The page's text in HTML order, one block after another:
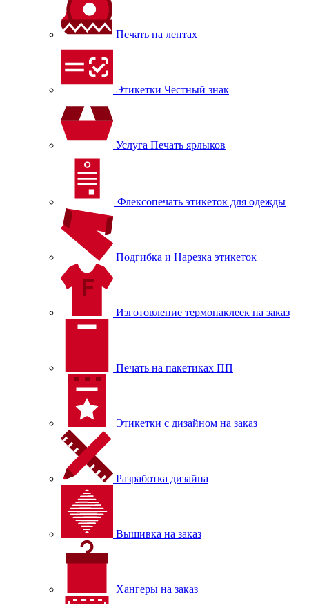
Печать на лентах
Этикетки Честный знак
Услуга Печать ярлыков
Флексопечать этикеток для одежды
Подгибка и Нарезка этикеток
Изготовление термонаклеек на заказ
Печать на пакетиках ПП
Этикетки с дизайном на заказ
Разработка дизайна
Вышивка на заказ
Хангеры на заказ